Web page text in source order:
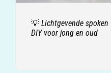
💡 Lichtgevende
DIY voor jong en oud